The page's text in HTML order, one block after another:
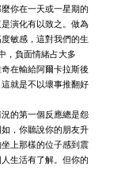
你在一天或一星期的
演化有以致之。做為
敏感，這對我們的生
，負面情緒占大多
在輸給阿爾卡拉斯後
就是不以壞事推翻好
的第一個反應總是怨
，你聽說你的朋友升
上那樣的位子感到震
生活有了解。但你的